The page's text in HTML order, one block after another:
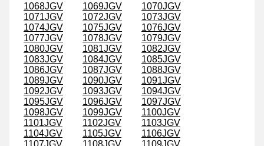
1068JGV
1069JGV
1070JGV
1071JGV
1072JGV
1073JGV
1074JGV
1075JGV
1076JGV
1077JGV
1078JGV
1079JGV
1080JGV
1081JGV
1082JGV
1083JGV
1084JGV
1085JGV
1086JGV
1087JGV
1088JGV
1089JGV
1090JGV
1091JGV
1092JGV
1093JGV
1094JGV
1095JGV
1096JGV
1097JGV
1098JGV
1099JGV
1100JGV
1101JGV
1102JGV
1103JGV
1104JGV
1105JGV
1106JGV
1107JGV
1108JGV
1109JGV